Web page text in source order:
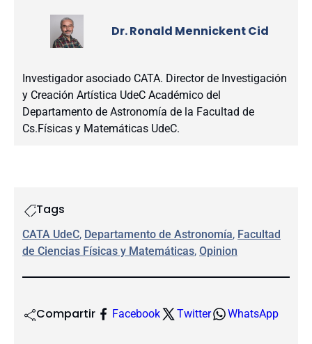
Dr. Ronald Mennickent Cid
Investigador asociado CATA. Director de Investigación
y Creación Artística UdeC Académico del
Departamento de Astronomía de la Facultad de
Cs.Físicas y Matemáticas UdeC.
Tags
CATA UdeC, Departamento de Astronomía, Facultad
de Ciencias Físicas y Matemáticas, Opinion
Compartir Facebook Twitter WhatsApp